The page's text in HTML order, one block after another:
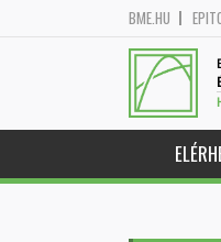
BME.HU